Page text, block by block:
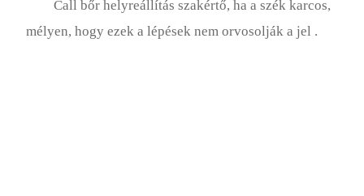
Call bőr helyreállítás szakértő, ha a szék karcos,
mélyen, hogy ezek a lépések nem orvosolják a jel .